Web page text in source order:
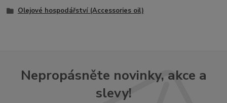
Olejové hospodářství (Accessories oil)
Nepropásněte novinky, akce a
slevy!